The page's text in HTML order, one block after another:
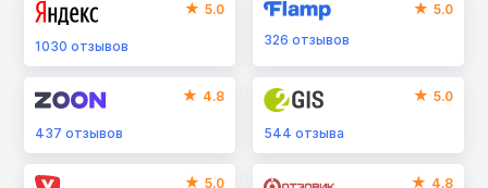
5.0
1030 отзывов
5.0
326отзывов
4.8
437 отзывов
5.0
544отзыва
5.0 4.8